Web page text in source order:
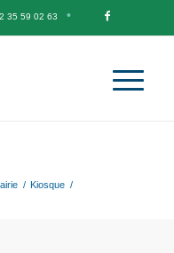
35 59 02 63
/ Kiosque /